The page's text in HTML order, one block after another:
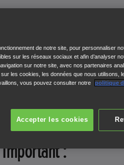
leurs réseaux 2G/3G sont
Important :
de notre site, pour personnaliser
sur les réseaux sociaux et afin d’analyser
sur notre site, avec nos partenaires
les cookies, les données que nous utilisons,
vous pouvez consulter notre
politique
Accepter les cookies